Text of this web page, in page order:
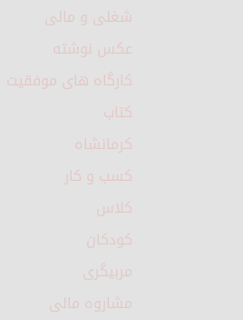
شغلی و مالی
عکس نوشته
کارگاه های موفقیت
کتاب
کرمانشاه
کسب و کار
کلاس
کودکان
مربیگری
مشاروه مالی